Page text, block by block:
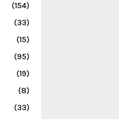
(154)
(33)
(15)
(95)
(19)
(8)
(33)